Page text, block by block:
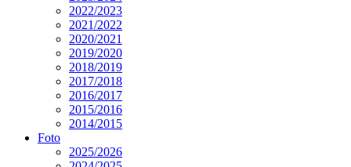
2022/2023
2021/2022
2020/2021
2019/2020
2018/2019
2017/2018
2016/2017
2015/2016
2014/2015
Foto
2025/2026